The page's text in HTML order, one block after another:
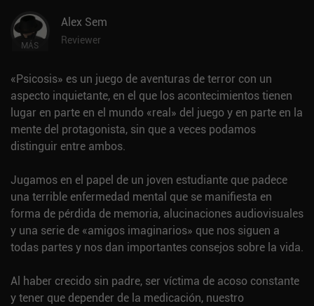
MÁS
Alex Sem
Reviewer
«Psicosis» es un juego de aventuras de terror con un
aspecto inquietante, en el que los acontecimientos tienen
lugar en parte en el mundo «real» del juego y en parte en la
mente del protagonista, sin que a veces podamos
distinguir entre ambos.
Jugamos en el papel de un joven estudiante que padece
una terrible enfermedad mental que se manifiesta en
forma de pérdida de memoria, alucinaciones audiovisuales
y una serie de «amigos imaginarios» que nos siguen a
todas partes y nos dan importantes consejos sobre la vida.
Al haber crecido sin padre, ser víctima de acoso constante
y tener que depender de la medicación, nuestro